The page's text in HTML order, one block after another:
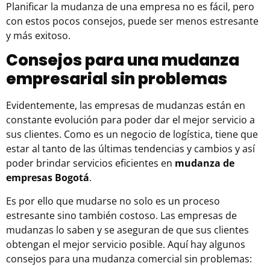
Planificar la mudanza de una empresa no es fácil, pero
con estos pocos consejos, puede ser menos estresante
y más exitoso.
Consejos para una mudanza
empresarial sin problemas
Evidentemente, las empresas de mudanzas están en
constante evolución para poder dar el mejor servicio a
sus clientes. Como es un negocio de logística, tiene que
estar al tanto de las últimas tendencias y cambios y así
poder brindar servicios eficientes en mudanza de
empresas Bogotá.
Es por ello que mudarse no solo es un proceso
estresante sino también costoso. Las empresas de
mudanzas lo saben y se aseguran de que sus clientes
obtengan el mejor servicio posible. Aquí hay algunos
consejos para una mudanza comercial sin problemas: